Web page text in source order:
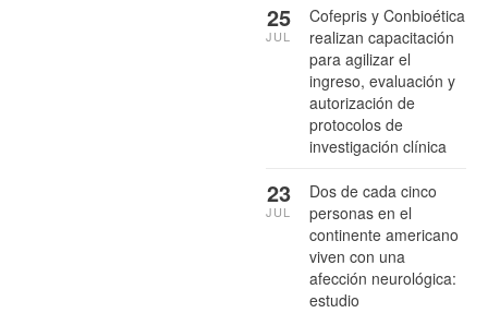
Cofepris y Conbioética
realizan capacitación
para agilizar el
ingreso, evaluación y
autorización de
protocolos de
investigación clínica
25
JUL
Dos de cada cinco
personas en el
continente americano
viven con una
afección neurológica:
estudio
23
JUL